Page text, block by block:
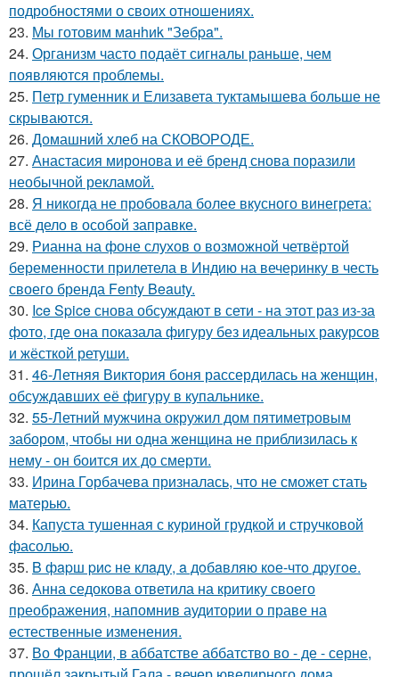
подробностями о своих отношениях.
23. Мы готовим мaнhиk "Зeбpa".
24. Организм часто подаёт сигналы раньше, чем
появляются проблемы.
25. Петр гуменник и Елизавета туктамышева больше не
скрываются.
26. Домашний хлеб на СКОВОРОДЕ.
27. Анастасия миронова и её бренд снова поразили
необычной рекламой.
28. Я никогда не пробовала более вкусного винегрета:
всё дело в особой заправке.
29. Рианна на фоне слухов о возможной четвёртой
беременности прилетела в Индию на вечеринку в честь
своего бренда Fenty Beauty.
30. Ice Spice снова обсуждают в сети - на этот раз из-за
фото, где она показала фигуру без идеальных ракурсов
и жёсткой ретуши.
31. 46-Летняя Виктория боня рассердилась на женщин,
обсуждавших её фигуру в купальнике.
32. 55-Летний мужчина окружил дом пятиметровым
забором, чтобы ни одна женщина не приблизилась к
нему - он боится их до смерти.
33. Ирина Горбачева призналась, что не сможет стать
матерью.
34. Капуста тушенная с куриной грудкой и стручковой
фасолью.
35. B фapш pиc не клaду, a дoбaвляю кoе-чтo дpугoe.
36. Анна седокова ответила на критику своего
преображения, напомнив аудитории о праве на
естественные изменения.
37. Во Франции, в аббатстве аббатство во - де - серне,